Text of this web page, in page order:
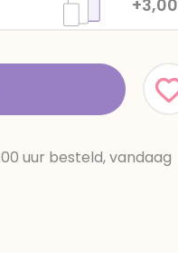
+3,00
uur besteld, vandaag